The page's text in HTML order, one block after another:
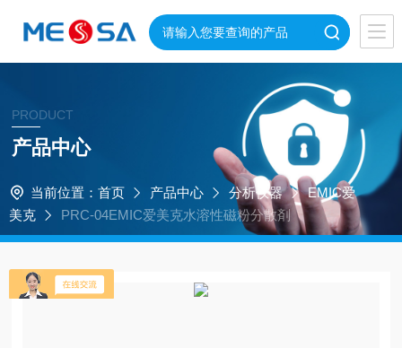
PRODUCT
产品中心
当前位置： 首页 产品中心 分析仪器
EMIC爱
美克
PRC-04EMIC爱美克水溶性磁粉分散剤